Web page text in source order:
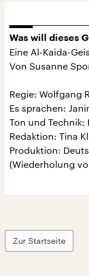
Was will dieses
Eine Al-Kaida-
Von Susanne
Regie: Wolfgang
Es sprachen:
Ton und
Redaktion: Tina
Produktion:
(Wiederholung
Zur Startseite